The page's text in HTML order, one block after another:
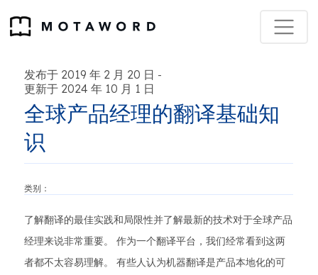
发布于 2019 年 2 月 20 日 -
更新于 2024 年 10 月 1 日
全球产品经理的翻译基础知
识
类别：
了解翻译的最佳实践和局限性并了解最新的技术对于全球产品
经理来说非常重要。 作为一个翻译平台，我们经常看到这两
者都不太容易理解。 有些人认为机器翻译是产品本地化的可